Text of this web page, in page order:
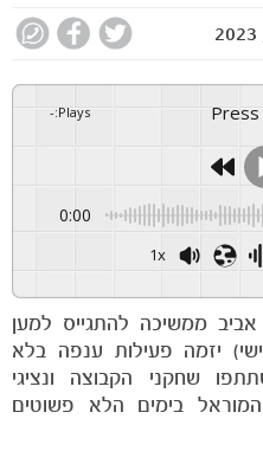
Plays
:
-
0:00
1x
ממשיכה להתגייס למען
יזמה פעילות ענפה בלא
השתתפו שחקני הקבוצה ונציגי
בימים הלא פשוטים